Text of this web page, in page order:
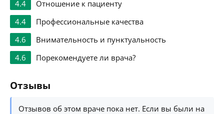
4.4
Отношение к пациенту
4.4
Профессиональные качества
4.6
Внимательность и пунктуальность
4.6
Порекомендуете ли врача?
Отзывы
Отзывов об этом враче пока нет. Если вы были на